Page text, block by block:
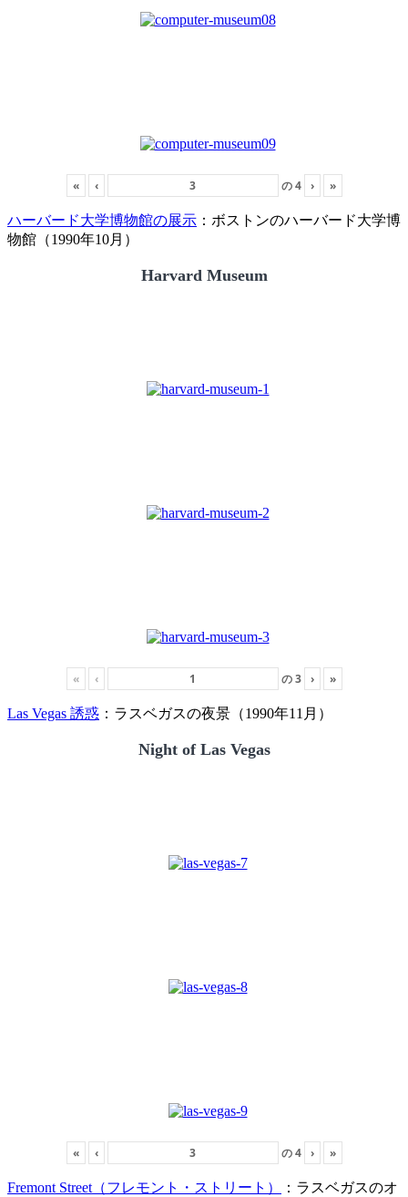
« ‹ の4 › »
ハーバード大学博物館の展示 ：ボストンのハーバード大学博
物館（1990年10月）
Harvard Museum
« ‹ の3 › »
Las Vegas 誘惑 ：ラスベガスの夜景（1990年11月）
Night of Las Vegas
« ‹ の4 › »
Fremont Street（フレモント・ストリート）
：ラスベガスのオ